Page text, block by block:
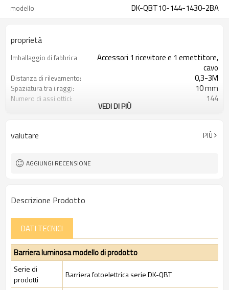
modello DK-QBT10-144-1430-2BA
proprietà
Imballaggio di fabbrica
Accessori 1 ricevitore e 1 emettitore,
cavo
Distanza di rilevamento: 0,3-3M
Spaziatura tra i raggi: 10 mm
Numero di assi ottici: 144
Spina di interfaccia Dotato di connettore M8
VEDI DI PIÙ
valutare PIÙ
AGGIUNGI RECENSIONE
Descrizione Prodotto
DATI TECNICI
Barriera luminosa modello di prodotto
Serie di
prodotti
Barriera fotoelettrica serie DK-QBT